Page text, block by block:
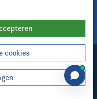
voor Raadsleden
cookies